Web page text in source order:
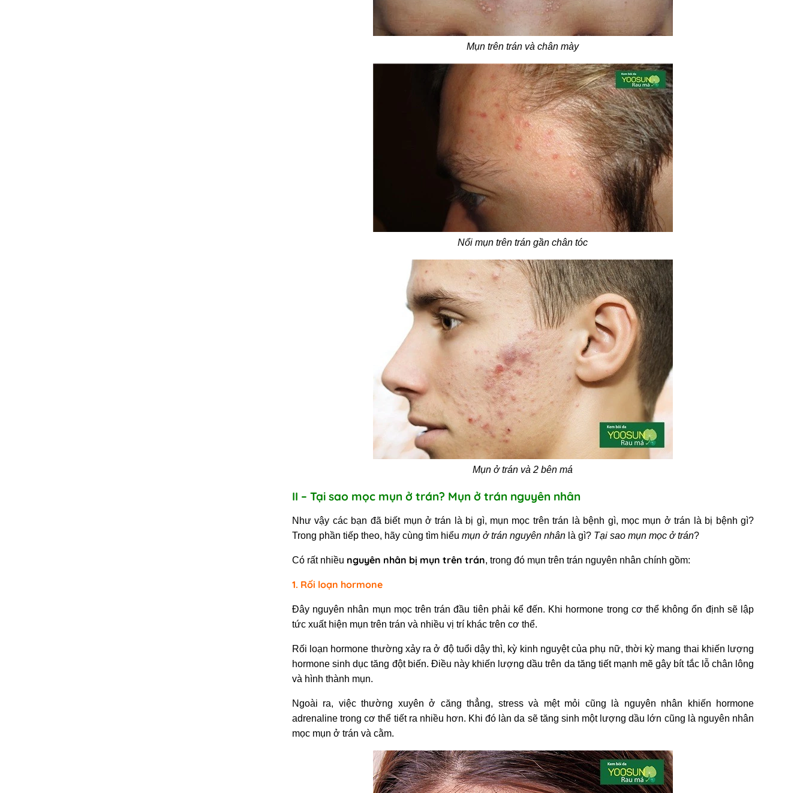
Mụn trên trán và chân mày
Nổi mụn trên trán gần chân tóc
Mụn ở trán và 2 bên má
II – Tại sao mọc mụn ở trán? Mụn ở trán nguyên nhân
Như vậy các bạn đã biết mụn ở trán là bị gì, mụn mọc trên trán là bệnh gì, mọc mụn ở trán là bị bệnh gì?
Trong phần tiếp theo, hãy cùng tìm hiểu mụn ở trán nguyên nhânlà gì? Tại sao mụn mọc ở trán?
Có rất nhiều nguyên nhân bị mụn trên trán, trong đó mụn trên trán nguyên nhân chính gồm:
1. Rối loạn hormone
Đây nguyên nhân mụn mọc trên trán đầu tiên phải kể đến. Khi hormone trong cơ thể không ổn định sẽ lập
tức xuất hiện mụn trên trán và nhiều vị trí khác trên cơ thể.
Rối loạn hormone thường xảy ra ở độ tuổi dậy thì, kỳ kinh nguyệt của phụ nữ, thời kỳ mang thai khiến lượng
hormone sinh dục tăng đột biến. Điều này khiến lượng dầu trên da tăng tiết mạnh mẽ gây bít tắc lỗ chân lông
và hình thành mụn.
Ngoài ra, việc thường xuyên ở căng thẳng, stress và mệt mỏi cũng là nguyên nhân khiến hormone
adrenaline trong cơ thể tiết ra nhiều hơn. Khi đó làn da sẽ tăng sinh một lượng dầu lớn cũng là nguyên nhân
mọc mụn ở trán và cằm.